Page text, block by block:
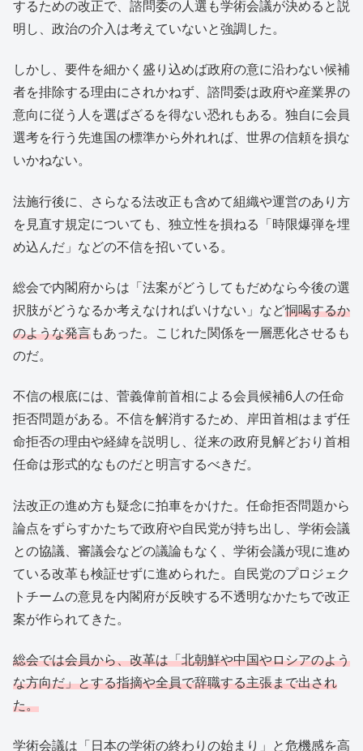
するための改正で、諮問委の人選も学術会議が決めると説
明し、政治の介入は考えていないと強調した。
しかし、要件を細かく盛り込めば政府の意に沿わない候補
者を排除する理由にされかねず、諮問委は政府や産業界の
意向に従う人を選ばざるを得ない恐れもある。独自に会員
選考を行う先進国の標準から外れれば、世界の信頼を損な
いかねない。
法施行後に、さらなる法改正も含めて組織や運営のあり方
を見直す規定についても、独立性を損ねる「時限爆弾を埋
め込んだ」などの不信を招いている。
総会で内閣府からは「法案がどうしてもだめなら今後の選
択肢がどうなるか考えなければいけない」など恫喝するか
のような発言もあった。こじれた関係を一層悪化させるも
のだ。
不信の根底には、菅義偉前首相による会員候補6人の任命
拒否問題がある。不信を解消するため、岸田首相はまず任
命拒否の理由や経緯を説明し、従来の政府見解どおり首相
任命は形式的なものだと明言するべきだ。
法改正の進め方も疑念に拍車をかけた。任命拒否問題から
論点をずらすかたちで政府や自民党が持ち出し、学術会議
との協議、審議会などの議論もなく、学術会議が現に進め
ている改革も検証せずに進められた。自民党のプロジェク
トチームの意見を内閣府が反映する不透明なかたちで改正
案が作られてきた。
総会では会員から、改革は「北朝鮮や中国やロシアのよう
な方向だ」とする指摘や全員で辞職する主張まで出され
た。
学術会議は「日本の学術の終わりの始まり」と危機感を高